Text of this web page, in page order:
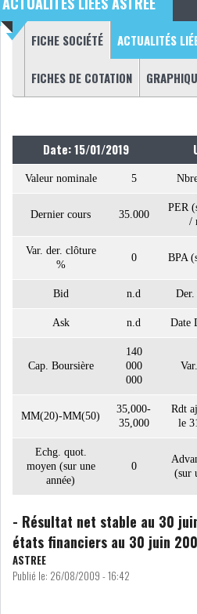
NOMINATIONS
PRIVATISATION & OPV
INTERMÉDIAIRES
OPINION
SONDAGES
LE CMF ET
FRANCE
L’ATB
Onglets principaux
FICHE SOCIÉTÉ ACTUALITÉS
(ONGLET ACTIF)
FICHES DE COTATION
Date: 15/01/2019
Valeur nominale 5
Dernier cours 35.000
PER
/
Var. der. clôture
%
0 BPA
Bid n.d Der.
Ask n.d Date
Cap. Boursière
140
000
000
MM(20)-MM(50)
35,000-
35,000
Rdt
le
Echg. quot.
moyen (sur une
année)
0
(sur
- Résultat net stable au 30
états financiers au 30 juin
ASTREE
Publié le: 26/08/2009 - 16:42